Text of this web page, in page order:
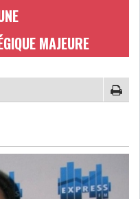
DIVERS
ANALYSE MARCHÉ
COMMUNIQUÉS DE
MAJEURE